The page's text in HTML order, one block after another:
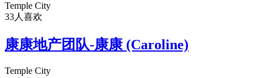
Temple City
33人喜欢
康康地产团队-康康 (Caroline)
Temple City